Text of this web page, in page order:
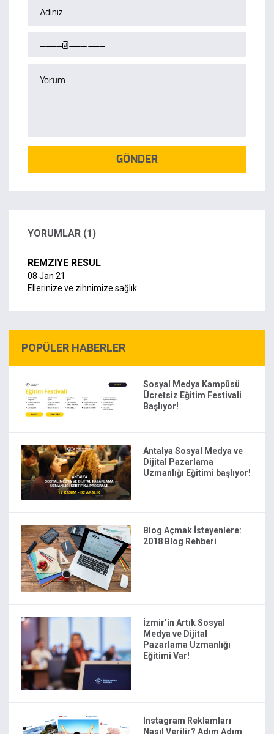
GÖNDER
YORUMLAR (1)
REMZIYE RESUL
08 Jan 21
Ellerinize ve zihnimize sağlık
POPÜLER HABERLER
Sosyal Medya Kampüsü
Ücretsiz Eğitim Festivali
Başlıyor!
Antalya Sosyal Medya ve
Dijital Pazarlama
Uzmanlığı Eğitimi başlıyor!
Blog Açmak İsteyenlere:
2018 Blog Rehberi
İzmir’in Artık Sosyal
Medya ve Dijital
Pazarlama Uzmanlığı
Eğitimi Var!
Instagram Reklamları
Nasıl Verilir? Adım Adım